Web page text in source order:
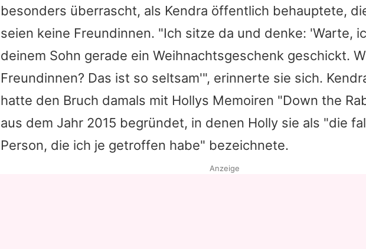
besonders überrascht, als Kendra öffentlich behauptete,
seien keine Freundinnen. "Ich sitze da und denke: 'Warte,
deinem Sohn gerade ein Weihnachtsgeschenk geschickt.
Freundinnen? Das ist so seltsam'", erinnerte sie sich.
hatte den Bruch damals mit Hollys Memoiren "Down the
aus dem Jahr 2015 begründet, in denen Holly sie als "die
Person, die ich je getroffen habe" bezeichnete.
Anzeige